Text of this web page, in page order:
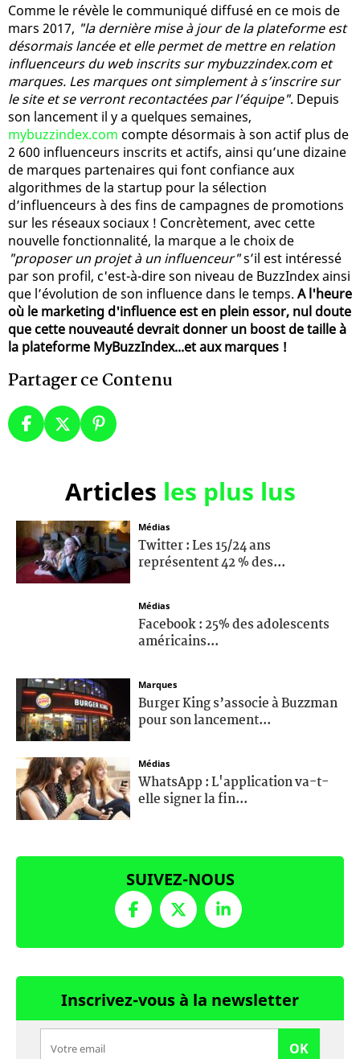
Comme le révèle le communiqué diffusé en ce mois de
mars 2017, "la dernière mise à jour de la plateforme est
désormais lancée et elle permet de mettre en relation
influenceurs du web inscrits sur mybuzzindex.com et
marques. Les marques ont simplement à s’inscrire sur
le site et se verront recontactées par l’équipe". Depuis
son lancement il y a quelques semaines,
mybuzzindex.com compte désormais à son actif plus de
2 600 influenceurs inscrits et actifs, ainsi qu’une dizaine
de marques partenaires qui font confiance aux
algorithmes de la startup pour la sélection
d’influenceurs à des fins de campagnes de promotions
sur les réseaux sociaux ! Concrètement, avec cette
nouvelle fonctionnalité, la marque a le choix de
"proposer un projet à un influenceur"s’il est intéressé
par son profil, c'est-à-dire son niveau de BuzzIndex ainsi
que l’évolution de son influence dans le temps. A l'heure
où le marketing d'influence est en plein essor, nul doute
que cette nouveauté devrait donner un boost de taille à
la plateforme MyBuzzIndex...et aux marques !
Partager ce Contenu
Articles les plus lus
Médias
Twitter : Les 15/24 ans
représentent 42 % des...
Médias
Facebook : 25% des adolescents
américains...
Marques
Burger King s’associe à Buzzman
pour son lancement...
Médias
WhatsApp : L'application va-t-
elle signer la fin...
SUIVEZ-NOUS
Inscrivez-vous à la newsletter
OK